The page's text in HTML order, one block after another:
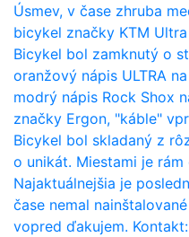
Úsmev, v čase zhruba
bicykel značky KTM
Bicykel bol zamknutý o
oranžový nápis ULTRA
modrý nápis Rock Shox
značky Ergon, "káble"
Bicykel bol skladaný z
o unikát. Miestami je
Najaktuálnejšia je
čase nemal
vopred ďakujem.